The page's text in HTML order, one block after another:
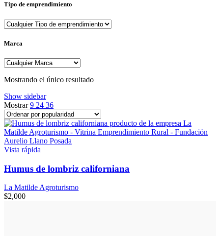
Tipo de emprendimiento
Marca
Mostrando el único resultado
Show sidebar
Mostrar9 24 36
Vista rápida
Humus de lombriz californiana
La Matilde Agroturismo
$2,000